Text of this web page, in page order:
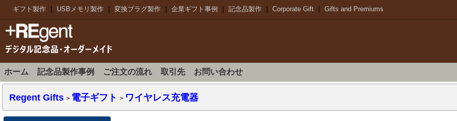
ギフト製作 USBメモリ製作 変換プラグ製作 企業ギフト事例 記念品製作 Corporate Gift Gifts and Premiums
ホーム 記念品製作事例 ご注文の流れ 取引先 お問い合わせ
Regent Gifts > 電子ギフト > ワイヤレス充電器